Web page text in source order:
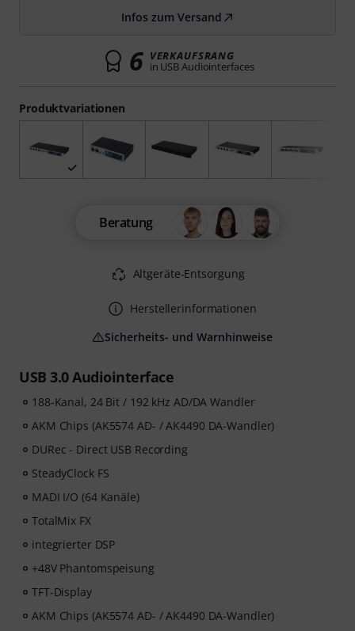
USB 3.0 Audiointerface
188-Kanal, 24 Bit / 192 kHz AD/DA Wandler
AKM Chips (AK5574 AD- / AK4490 DA-Wandler)
DURec - Direct USB Recording
SteadyClock FS
MADI I/O (64 Kanäle)
TotalMix FX
integrierter DSP
+48V Phantomspeisung
TFT-Display
AKM Chips (AK5574 AD- / AK4490 DA-Wandler)
Produktvariationen
Infos zum Versand
6 VERKAUFSRANG
in USB Audiointerfaces
Beratung
Altgeräte-Entsorgung
Herstellerinformationen
Sicherheits- und Warnhinweise